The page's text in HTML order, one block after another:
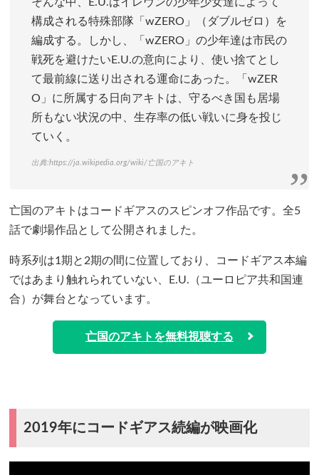
構成される特殊部隊「wZERO」（ダブルゼロ）を
編成する。しかし、「wZERO」の少年達は市民の
戦死を避けたいE.U.の意向により、使い捨てとし
て最前線に送り出される運命にあった。「wZER
O」に所属する日向アキトは、守るべき国も居場
所もない状況の中、生存率の低い戦いに身を投じ
ていく。
出典:https://ja.wikipedia.org/wiki/亡国のアキト
亡国のアキトはコードギアスのスピンオフ作品です。全5
話で劇場作品として公開されました。
時系列は1期と2期の間に位置しており、コードギアス本編
ではあまり触れられていない、E.U.（ユーロピア共和国連
合）が舞台となっています。
亡国のアキトを無料視聴する
2019年にコードギアス続編が映画化